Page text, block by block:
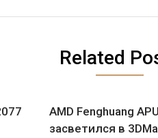
Related
AMD Fenghuang APU
засветился в